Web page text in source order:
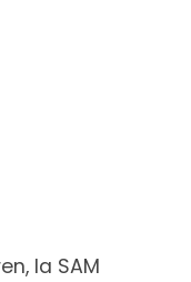
la SAM